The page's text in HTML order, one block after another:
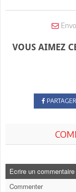
VOUS AIMEZ
PARTAGER
Ecrire un commentaire
Commenter